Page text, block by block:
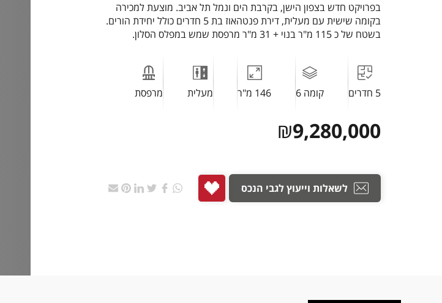
בפרויקט חדש בצפון הישן, בקרבת הים ונמל תל אביב. מוצעת למכירה
בקומה שישית עם מעלית, דירת פנטהאוז בת 5 חדרים כולל יחידת הורים.
בשטח של כ 115 מ"ר בנוי + 31 מ"ר מרפסת שמש במפלס הסלון.
5 חדרים קומה 6 146 מ"ר מעלית מרפסת
9,280,000
₪
לשאלות וייעוץ לגבי הנכס